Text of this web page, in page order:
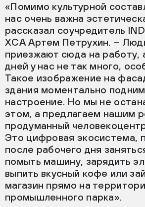
«Помимо культурной
нас очень важна
рассказал соучредитель
ХСА Артем Петрухин. –
приезжают сюда на работу,
дней у нас не так много,
Такое изображение на
здания моментально
настроение. Но мы не
этом, а предлагаем нашим
продуманный
Это цифровая экосистема,
после рабочего дня
помыть машину, зарядить
выпить вкусный кофе или
магазин прямо на
промышленного парка».